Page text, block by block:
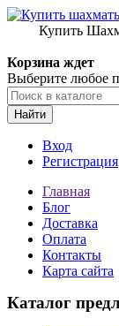
Купить
Корзина ждет
Выберите любое
Найти
Вход
Регистрация
Главная
Блог
Доставка
Оплата
Контакты
Карта сайта
Каталог